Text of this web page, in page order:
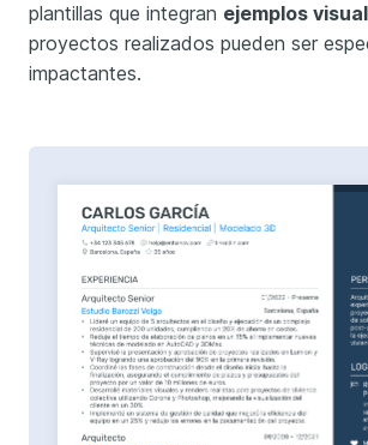
plantillas que integran ejemplos
proyectos realizados pueden ser
impactantes.